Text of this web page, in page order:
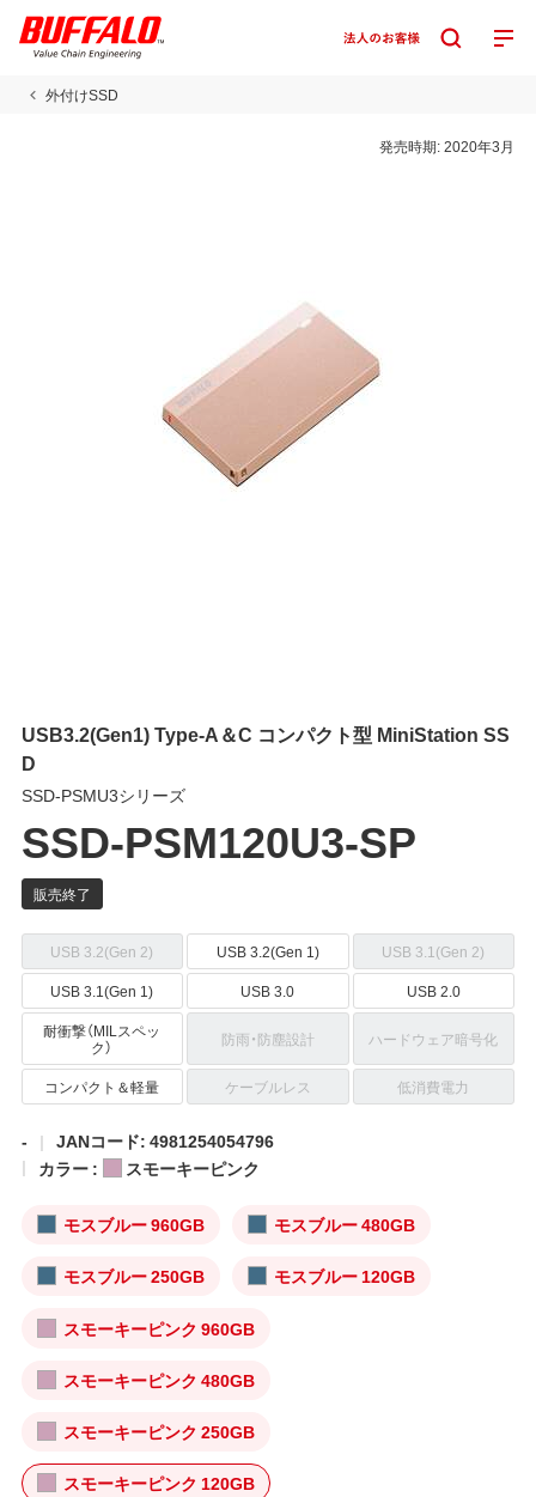
外付けSSD
発売時期:2020年3月
USB3.2(Gen1) Type-A＆C コンパクト型 MiniStation SS
D
SSD-PSMU3シリーズ
SSD-PSM120U3-SP
USB 3.2(Gen 2) USB 3.2(Gen 1)
USB 3.1(Gen 2)
USB 3.1(Gen 1)
USB 3.0
USB 2.0
耐衝撃（MILスペッ
ク） 防雨・防塵設計 ハードウェア暗号化
コンパクト＆軽量 ケーブルレス 低消費電力
-
JANコード: 4981254054796
カラー :
スモーキーピンク
モスブルー 960GB モスブルー 480GB
モスブルー 250GB モスブルー 120GB
スモーキーピンク 960GB
スモーキーピンク 480GB
スモーキーピンク 250GB
スモーキーピンク 120GB